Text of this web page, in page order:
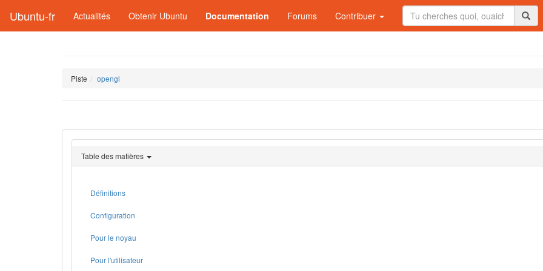
Ubuntu-fr Actualités Obtenir Ubuntu Documentation Forums Contribuer
Piste opengl
Table des matières
Définitions
Configuration
Pour le noyau
Pour l'utilisateur